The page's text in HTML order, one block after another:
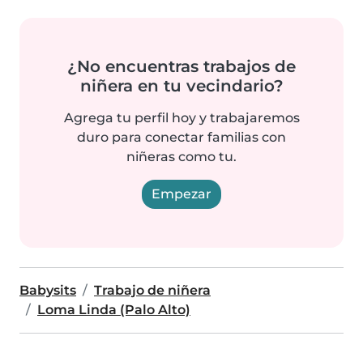
¿No encuentras trabajos de
niñera en tu vecindario?
Agrega tu perfil hoy y trabajaremos
duro para conectar familias con
niñeras como tu.
Empezar
Babysits
Trabajo de niñera
Loma Linda (Palo Alto)